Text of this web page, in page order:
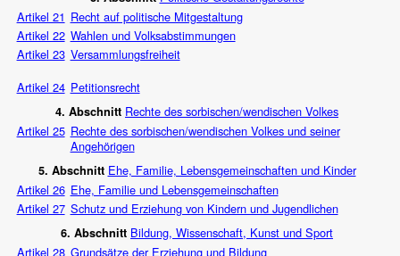
Artikel 21 Recht auf politische Mitgestaltung
Artikel 22 Wahlen und Volksabstimmungen
Artikel 23 Versammlungsfreiheit
Artikel 24 Petitionsrecht
4. Abschnitt Rechte des sorbischen/wendischen Volkes
Artikel 25 Rechte des sorbischen/wendischen Volkes und seiner
Angehörigen
5. Abschnitt Ehe, Familie, Lebensgemeinschaften und Kinder
Artikel 26 Ehe, Familie und Lebensgemeinschaften
Artikel 27 Schutz und Erziehung von Kindern und Jugendlichen
6. Abschnitt Bildung, Wissenschaft, Kunst und Sport
Artikel 28 Grundsätze der Erziehung und Bildung